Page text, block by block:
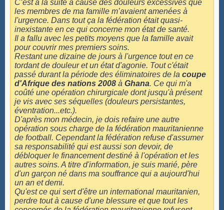
C’est à la suite à cause des douleurs excessives que
les membres de ma famille m’avaient amenées à
l'urgence. Dans tout ça la fédération était quasi-
inexistante en ce qui concerne mon état de santé.
Il a fallu avec les petits moyens que la famille avait
pour couvrir mes premiers soins.
Restant une dizaine de jours à l'urgence tout en ce
tordant de douleur et un état d'agonie. Tout c'était
passé durant la période des éliminatoires de la coupe
d'Afrique des nations 2008 à Ghana. Ce qui m'a
coûté une opération chirurgicale dont jusqu'à présent
je vis avec ses séquelles (douleurs persistantes,
éventration...etc.).
D'après mon médecin, je dois refaire une autre
opération sous charge de la fédération mauritanienne
de football. Cependant la fédération refuse d'assumer
sa responsabilité qui est aussi son devoir, de
débloquer le financement destiné à l'opération et les
autres soins. A titre d'information, je suis marié, père
d'un garçon né dans ma souffrance qui a aujourd'hui
un an et demi.
Qu'est ce qui sert d'être un international mauritanien,
perdre tout à cause d'une blessure et que tout les